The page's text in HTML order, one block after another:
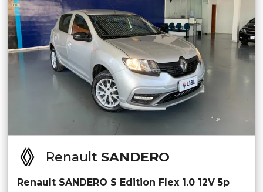
Renault SANDERO
Renault SANDERO S Edition Flex 1.0 12V 5p